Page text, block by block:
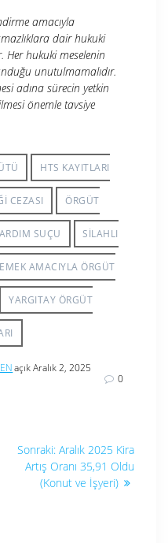
amacıyla
dair hukuki
Her hukuki meselenin
unutulmamalıdır.
adına sürecin yetkin
önemle tavsiye
HTS KAYITLARI
CEZASI ÖRGÜT
SUÇU SILAHLI
AMACIYLA ÖRGÜT
YARGITAY ÖRGÜT
açık Aralık 2, 2025
0
Sonraki: Sonraki
yazı:
Aralık 2025 Kira
Artış Oranı 35,91 Oldu
(Konut ve İşyeri)